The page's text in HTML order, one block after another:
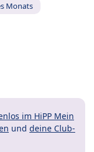
Monats
im HiPP Mein
und deine Club-